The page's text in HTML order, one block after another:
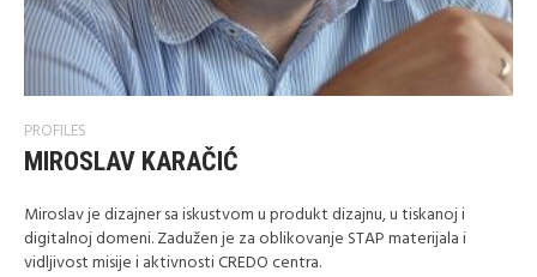
PROFILES
MIROSLAV KARAČIĆ
Miroslav je dizajner sa iskustvom u produkt dizajnu, u tiskanoj i
digitalnoj domeni. Zadužen je za oblikovanje STAP materijala i
vidljivost misije i aktivnosti CREDO centra.